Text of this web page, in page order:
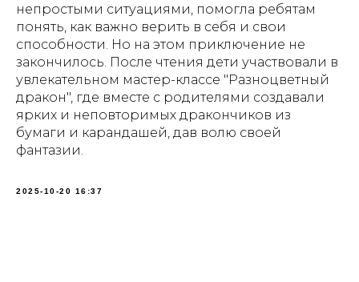
непростыми ситуациями, помогла ребятам
понять, как важно верить в себя и свои
способности. Но на этом приключение не
закончилось. После чтения дети участвовали в
увлекательном мастер-классе "Разноцветный
дракон", где вместе с родителями создавали
ярких и неповторимых дракончиков из
бумаги и карандашей, дав волю своей
фантазии.
2025-10-20 16:37